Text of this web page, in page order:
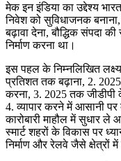
मेक इन इंडिया का उद्देश्य
निवेश को सुविधाजनक
बढ़ावा देना, बौद्धिक संपदा
निर्माण करना था।
इस पहल के निम्नलिखित लक्ष्य
प्रतिशत तक बढ़ाना, 2.
करना, 3. 2025 तक जीडीपी
4. व्यापार करने में आसानी पर
कारोबारी माहौल में सुधार ले
स्मार्ट शहरों के विकास पर
निर्माण और रेलवे जैसे क्षेत्रों